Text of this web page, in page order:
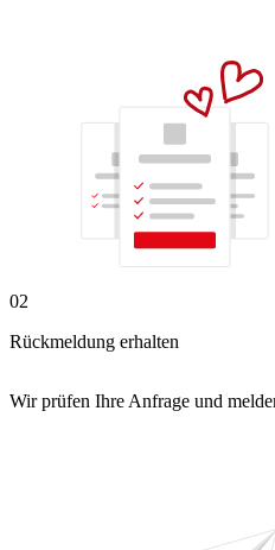
02
Rückmeldung erhalten
Wir prüfen Ihre Anfrage und